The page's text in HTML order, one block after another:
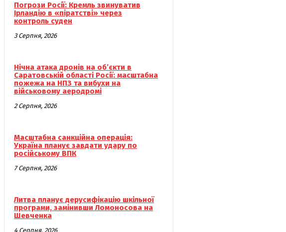
Погрози Росії: Кремль звинуватив
Ірландію в «піратстві» через
контроль суден
3 Серпня, 2026
Нічна атака дронів на об’єкти в
Саратовській області Росії: масштабна
пожежа на НПЗ та вибухи на
військовому аеродромі
2 Серпня, 2026
Масштабна санкційна операція:
Україна планує завдати удару по
російському ВПК
7 Серпня, 2026
Литва планує дерусифікацію шкільної
програми, замінивши Ломоносова на
Шевченка
4 Серпня, 2026